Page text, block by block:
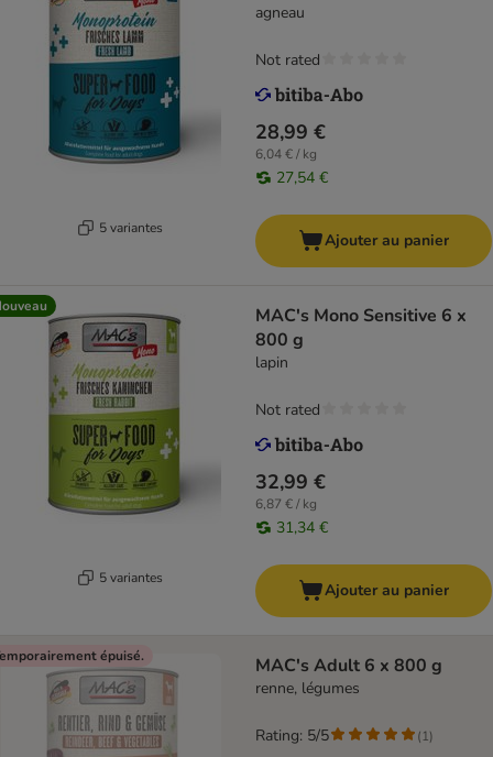
5 variantes
agneau
28,99 €
6,04 € / kg
27,54 €
Not rated
Ajouter au panier
5 variantes
MAC's Mono Sensitive 6 x
800 g
lapin
32,99 €
6,87 € / kg
31,34 €
Not rated
Ajouter au panier
épuisé. MAC's Adult 6 x 800 g
renne, légumes
Rating: 5/5 (1)